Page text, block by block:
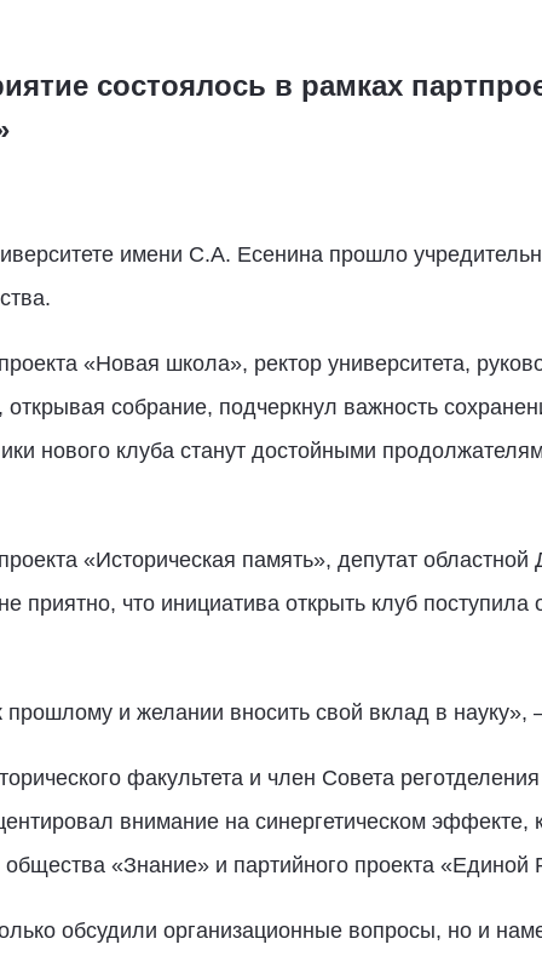
состоялось в рамках
имени С.А. Есенина прошло
«Новая школа», ректор университета,
открывая собрание, подчеркнул важность
нового клуба станут достойными
«Историческая память», депутат
приятно, что инициатива открыть клуб
и желании вносить свой вклад в науку»,
факультета и член Совета
внимание на синергетическом эффекте,
«Знание» и партийного проекта «Единой
обсудили организационные вопросы, но и